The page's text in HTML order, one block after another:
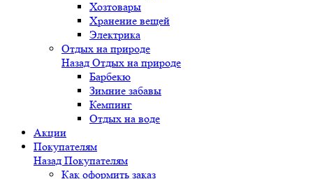
Хозтовары
Хранение вещей
Электрика
Отдых на природе
Назад Отдых на природе
Барбекю
Зимние забавы
Кемпинг
Отдых на воде
Акции
Покупателям
Назад Покупателям
Как оформить заказ